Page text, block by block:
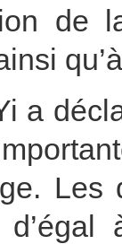
de
a
Les